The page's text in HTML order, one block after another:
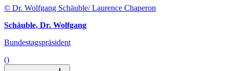
© Dr. Wolfgang Schäuble/ Laurence Chaperon
Schäuble, Dr. Wolfgang
Bundestagspräsident
()